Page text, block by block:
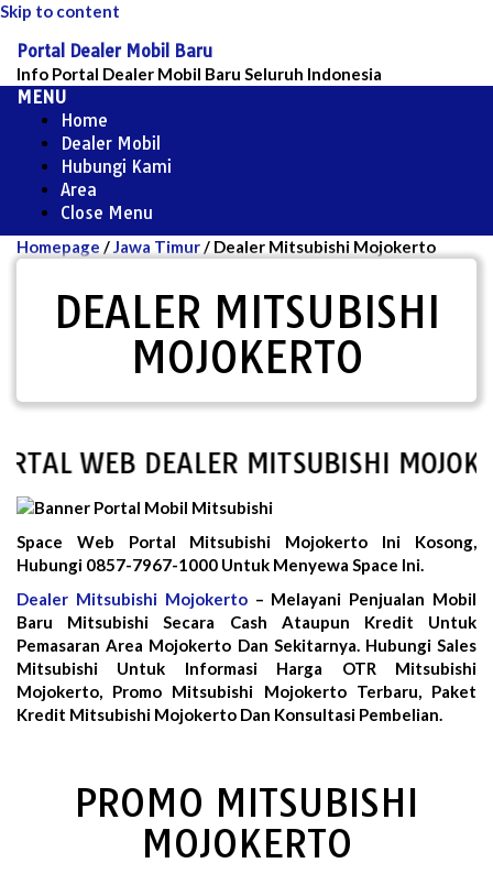
Skip to content
Portal Dealer Mobil Baru
Info Portal Dealer Mobil Baru Seluruh Indonesia
MENU
Home
Dealer Mobil
Hubungi Kami
Area
Close Menu
Homepage /Jawa Timur/ Dealer Mitsubishi Mojokerto
DEALER MITSUBISHI
MOJOKERTO
WEB DEALER MITSUBISHI
Space Web Portal Mitsubishi Mojokerto Ini Kosong,
Hubungi 0857-7967-1000 Untuk Menyewa Space Ini.
Dealer Mitsubishi Mojokerto– Melayani Penjualan Mobil
Baru Mitsubishi Secara Cash Ataupun Kredit Untuk
Pemasaran Area Mojokerto Dan Sekitarnya. Hubungi Sales
Mitsubishi Untuk Informasi Harga OTR Mitsubishi
Mojokerto, Promo Mitsubishi Mojokerto Terbaru, Paket
Kredit Mitsubishi Mojokerto Dan Konsultasi Pembelian.
PROMO MITSUBISHI
MOJOKERTO